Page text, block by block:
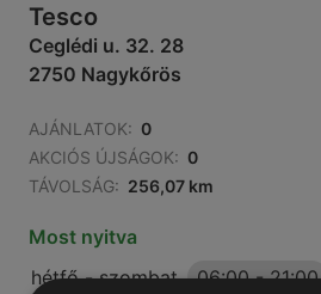
Tesco
Ceglédi u. 32. 28
2750 Nagykőrös
AJÁNLATOK: 0
AKCIÓS ÚJSÁGOK: 0
TÁVOLSÁG: 256,07 km
Most nyitva
hétfő - szombat
06:00-21:00